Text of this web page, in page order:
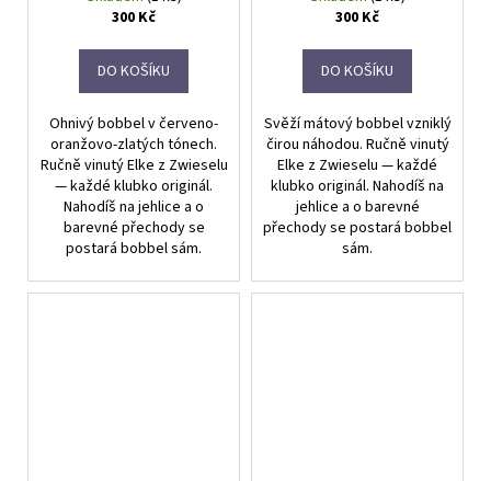
300 Kč
DO KOŠÍKU
Ohnivý bobbel v červeno-
oranžovo-zlatých tónech.
Ručně vinutý Elke z Zwieselu
— každé klubko originál.
Nahodíš na jehlice a o
barevné přechody se
postará bobbel sám.
300 Kč
DO KOŠÍKU
Svěží mátový bobbel vzniklý
čirou náhodou. Ručně vinutý
Elke z Zwieselu — každé
klubko originál. Nahodíš na
jehlice a o barevné
přechody se postará bobbel
sám.